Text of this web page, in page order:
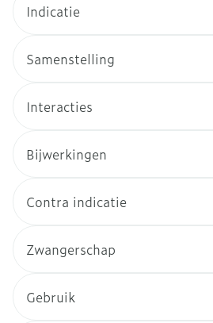
Indicatie
Samenstelling
Interacties
Bijwerkingen
Contra indicatie
Zwangerschap
Gebruik